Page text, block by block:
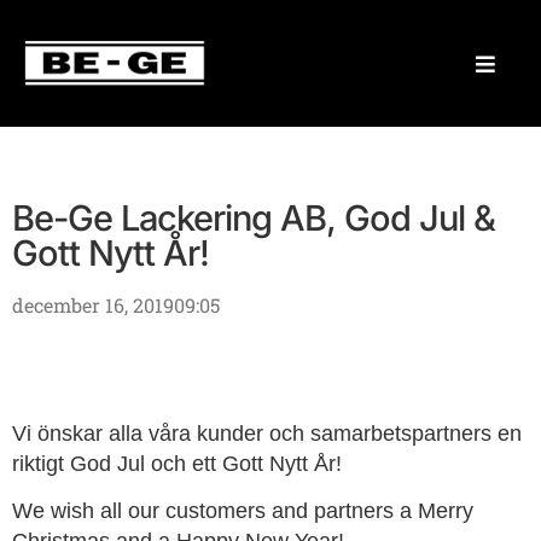
Be-Ge Lackering AB, God Jul &
Gott Nytt År!
december 16, 201909:05
Vi önskar alla våra kunder och samarbetspartners en
riktigt God Jul och ett Gott Nytt År!
We wish all our customers and partners a Merry